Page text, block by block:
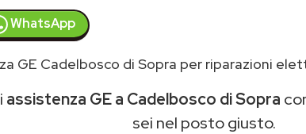
WhatsApp
GE Cadelbosco di Sopra per riparazioni
assistenza GE a Cadelbosco di Sopra
sei nel posto giusto.